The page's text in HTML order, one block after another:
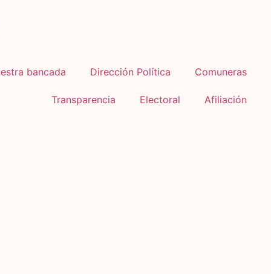
bancada Dirección Política Comuneras
Transparencia Electoral Afiliación